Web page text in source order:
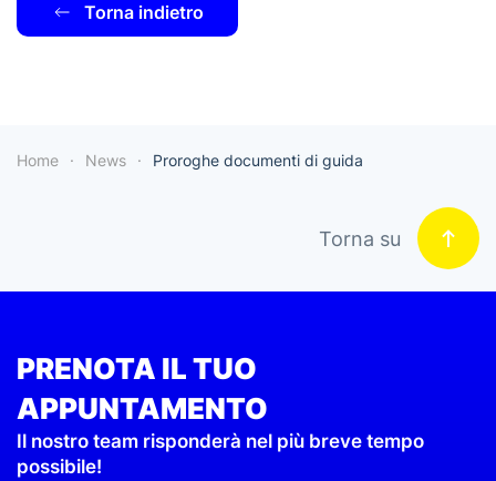
Torna indietro
Home News Proroghe documenti di guida
Torna su
PRENOTA IL TUO
APPUNTAMENTO
Il nostro team risponderà nel più breve tempo
possibile!